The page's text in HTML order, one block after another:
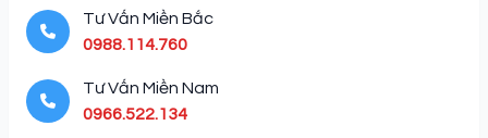
Tư Vấn Miền Bắc
0988.114.760
Tư Vấn Miền Nam
0966.522.134